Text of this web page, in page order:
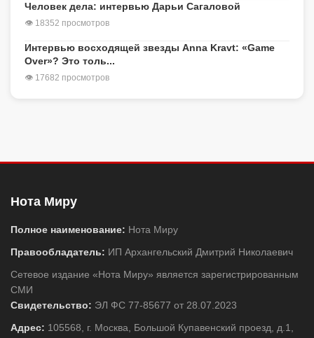
Человек дела: интервью Дарьи Сагаловой
👁 18352 просмотров
Интервью восходящей звезды Anna Kravt: «Game
Over»? Это толь...
👁 17682 просмотров
Нота Миру
Полное наименование: Нота Миру
Правообладатель: ИП Архангельский Дмитрий Николаевич
Сетевое издание «Нота Миру» является зарегистрированным
СМИ
Свидетельство: ЭЛ ФС 77-85677 от 28.07.2023
Адрес: 105568, г. Москва, Большой Купавенский проезд, д.1,